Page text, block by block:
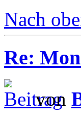
Nach
Re:
von